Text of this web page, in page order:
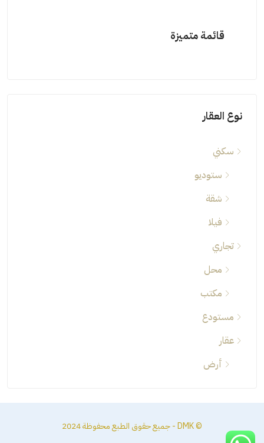
قائمة متميزة
نوع العقار
سكني
ستوديو
شقة
فيلا
تجاري
محل
مكتب
مستودع
عقار
أرض
© DMK - جميع حقوق الطبع محفوظة 2024